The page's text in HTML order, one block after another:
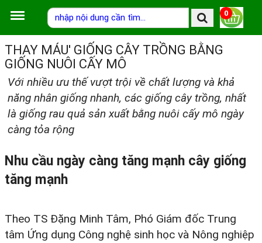
0
THAY MÁU' GIỐNG CÂY TRỒNG BẰNG
GIỐNG NUÔI CẤY MÔ
Với nhiều ưu thế vượt trội về chất lượng và khả
năng nhân giống nhanh, các giống cây trồng, nhất
là giống rau quả sản xuất bằng nuôi cấy mô ngày
càng tỏa rộng
Nhu cầu ngày càng tăng mạnh cây giống
tăng mạnh
Theo TS Đặng Minh Tâm, Phó Giám đốc Trung
tâm Ứng dụng Công nghệ sinh học và Nông nghiệp